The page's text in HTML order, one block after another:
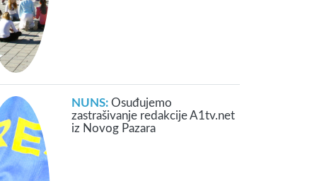
NUNS: Osuđujemo
zastrašivanje redakcije A1tv.net
iz Novog Pazara